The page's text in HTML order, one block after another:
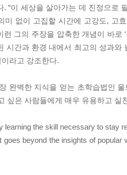
“이 세상을 살아가는 데 진정으로
없이 고집할 시간에 고강도, 고
그의 주장을 압축한 개념이 바로
간과 환경 내에서 최고의 성과와
라고 강조한다.
완벽한 지식을 얻는 초학습법인
은 사람들에게 매우 유용하고 실
the skill necessary to stay
beyond the insights of